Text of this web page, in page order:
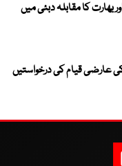
پاکستان اور بھارت کا مقابلہ دبئی میں
عارضی قیام کی درخواستیں